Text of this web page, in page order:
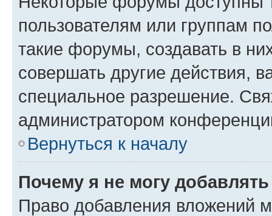
пользователям или группам
такие форумы, создавать в
совершать другие действия,
специальное разрешение.
администратором
Вернуться к началу
Почему я не могу
Право добавления вложений